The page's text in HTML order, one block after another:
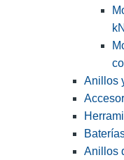
Anillos
Anillos